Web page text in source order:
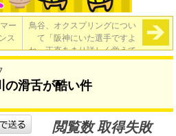
ー
ス
鳥谷、オクスプリングについ
て「阪神にいた選手ですよ
ね。正直あまり詳しく覚えて
いないですが、打てるように
の滑舌が酷い件
閲覧数 取得失敗